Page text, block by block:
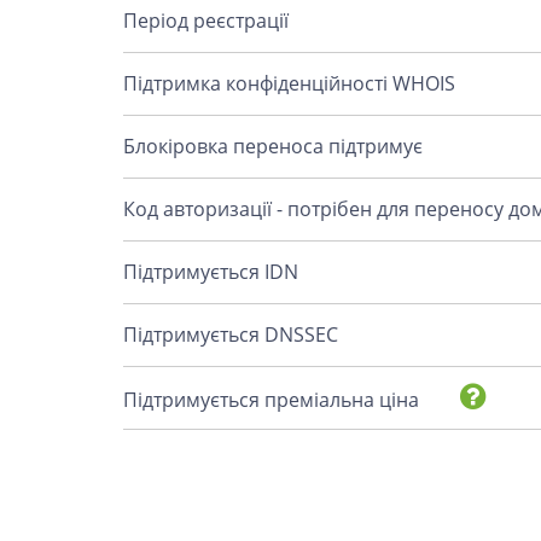
Період реєстрації
Підтримка конфіденційності WHOIS
Блокіровка переноса підтримує
Код авторизації - потрібен для переносу
Підтримується IDN
Підтримується DNSSEC
Підтримується преміальна ціна